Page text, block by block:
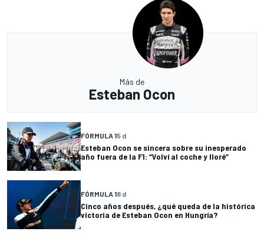
Más de
Esteban Ocon
FÓRMULA 15 d
Esteban Ocon se sincera sobre su inesperado
año fuera de la F1: “Volví al coche y lloré”
FÓRMULA 18 d
Cinco años después, ¿qué queda de la histórica
victoria de Esteban Ocon en Hungría?